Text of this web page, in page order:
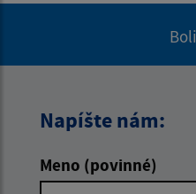
Napíšte nám:
Meno (povinné)